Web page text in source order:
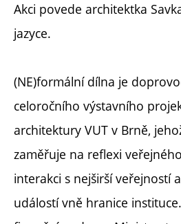
Akci povede architektka
jazyce.
(NE)formální dílna je
celoročního výstavního
architektury VUT v Brně,
zaměřuje na reflexi
interakci s nejširší veřejností
událostí vně hranice